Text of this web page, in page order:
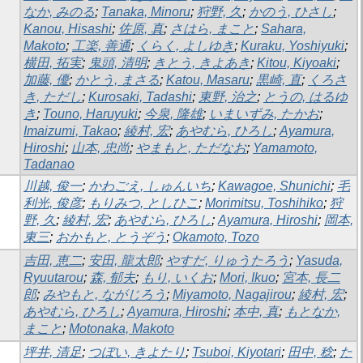
なか, みのる; Tanaka, Minoru; 狩野, 久; かのう, ひさし;
Kanou, Hisashi; 佐原, 真; さはら, まこと; Sahara,
Makoto; 工楽, 善通; くらく, よしゆき; Kuraku, Yoshiyuki;
横田, 拓実; 鬼頭, 清明; きとう, きよあき; Kitou, Kiyoaki;
加藤, 優; かとう, まさる; Katou, Masaru; 黒崎, 直; くろさ
き, ただし; Kurosaki, Tadashi; 東野, 治之; とうの, はるゆ
き; Touno, Haruyuki; 今泉, 隆雄; いまいずみ, たかお;
Imaizumi, Takao; 綾村, 宏; あやむら, ひろし; Ayamura,
Hiroshi; 山本, 忠尚; やまもと, ただなお; Yamamoto,
Tadanao
川越, 俊一; かわごえ, しゅんいち; Kawagoe, Shunichi; 毛
利光, 俊彦; もりみつ, としひこ; Morimitsu, Toshihiko; 狩
野, 久; 綾村, 宏; あやむら, ひろし; Ayamura, Hiroshi; 岡本,
東三; おかもと, とうぞう ; Okamoto, Tozo
吉田, 恵二; 安田, 龍太郎; やすだ, りゅうたろう ; Yasuda,
Ryuutarou; 森, 郁夫; もり, いくお; Mori, Ikuo; 宮本, 長二
郎; みやもと, ながじろう ; Miyamoto, Nagajirou; 綾村, 宏;
あやむら, ひろし; Ayamura, Hiroshi; 本中, 真; もとなか,
まこと; Motonaka, Makoto
坪井, 清足; つぼい, きよたり; Tsuboi, Kiyotari; 田中, 稔; た